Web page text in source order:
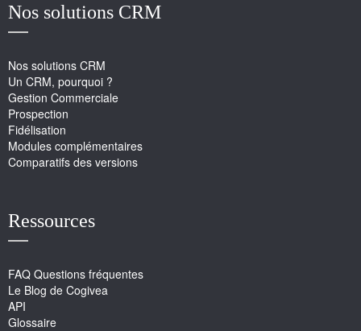
Nos solutions CRM
Nos solutions CRM
Un CRM, pourquoi ?
Gestion Commerciale
Prospection
Fidélisation
Modules complémentaires
Comparatifs des versions
Ressources
FAQ Questions fréquentes
Le Blog de Cogivea
API
Glossaire